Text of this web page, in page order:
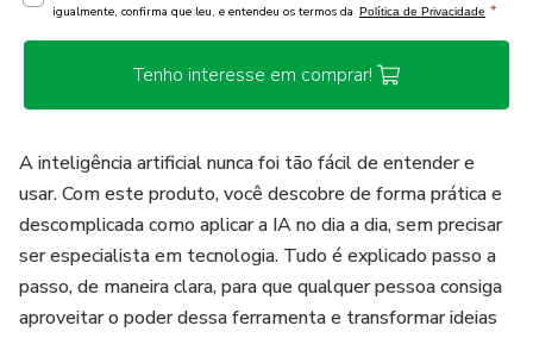
igualmente, confirma que leu, e entendeu os termos da Política de Privacidade *
Tenho interesse em comprar!
A inteligência artificial nunca foi tão fácil de entender e
usar. Com este produto, você descobre de forma prática e
descomplicada como aplicar a IA no dia a dia, sem precisar
ser especialista em tecnologia. Tudo é explicado passo a
passo, de maneira clara, para que qualquer pessoa consiga
aproveitar o poder dessa ferramenta e transformar ideias